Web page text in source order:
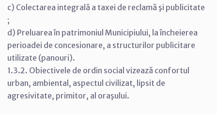
c) Colectarea integrală a taxei de reclamă şi publicitate
;
d) Preluarea în patrimoniul Municipiului, la încheierea
perioadei de concesionare, a structurilor publicitare
utilizate (panouri).
1.3.2. Obiectivele de ordin social vizează confortul
urban, ambiental, aspectul civilizat, lipsit de
agresivitate, primitor, al oraşului.